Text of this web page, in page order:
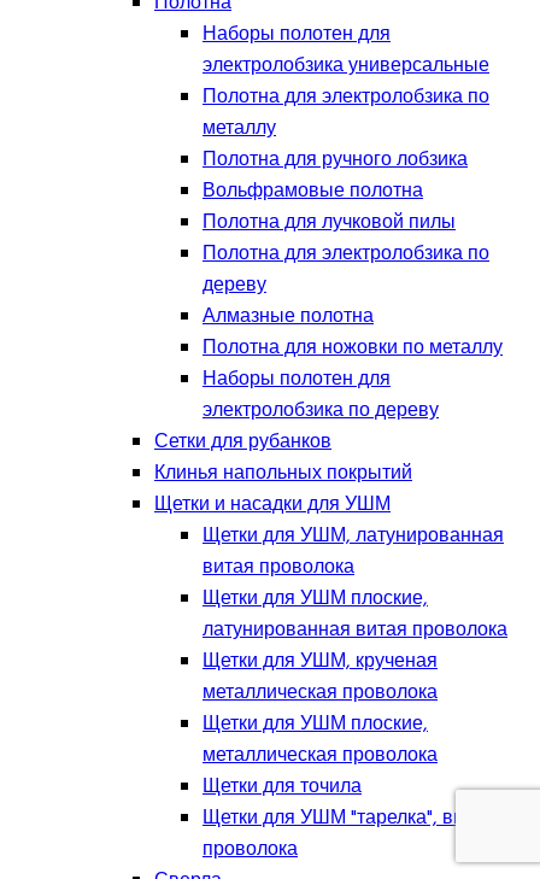
Наборы полотен для
электролобзика универсальные
Полотна для электролобзика по
металлу
Полотна для ручного лобзика
Вольфрамовые полотна
Полотна для лучковой пилы
Полотна для электролобзика по
дереву
Алмазные полотна
Полотна для ножовки по металлу
Наборы полотен для
электролобзика по дереву
Сетки для рубанков
Клинья напольных покрытий
Щетки и насадки для УШМ
Щетки для УШМ, латунированная
витая проволока
Щетки для УШМ плоские,
латунированная витая проволока
Щетки для УШМ, крученая
металлическая проволока
Щетки для УШМ плоские,
металлическая проволока
Щетки для точила
Щетки для УШМ "тарелка", витая
проволока